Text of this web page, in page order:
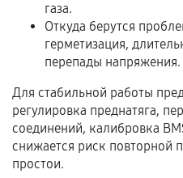
условия продления
фиксируются в
Когда гарантия не
Нарушение правил
механические
перегрев, коррозия.
газа.
Откуда берутся
герметизация,
перепады напряжения.
Для стабильной работы
регулировка преднатяга,
соединений, калибровка
снижается риск повторной
простои.